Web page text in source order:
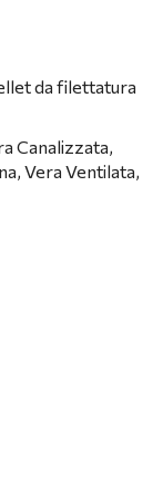
da filettatura
Canalizzata,
Vera Ventilata,